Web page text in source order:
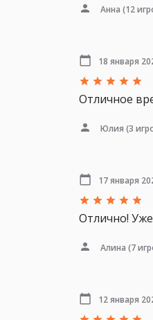
Анна (12
18 января
Отличное
Юлия (3
17 января
Отлично!
Алина (7
12 января